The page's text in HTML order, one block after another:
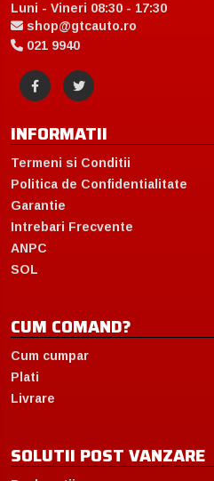
Luni - Vineri 08:30 - 17:30
shop@gtcauto.ro
021 9940
INFORMATII
Termeni si Conditii
Politica de Confidentialitate
Garantie
Intrebari Frecvente
ANPC
SOL
CUM COMAND?
Cum cumpar
Plati
Livrare
SOLUTII POST VANZARE